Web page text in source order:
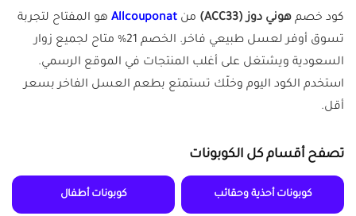
كود خصم هوني دوز (ACC33) من Allcouponat هو المفتاح لتجربة
تسوق أوفر لعسل طبيعي فاخر. الخصم 21% متاح لجميع زوار
السعودية ويشتغل على أغلب المنتجات في الموقع الرسمي.
استخدم الكود اليوم وخلّك تستمتع بطعم العسل الفاخر بسعر
أقل.
تصفح أقسام كل الكوبونات
كوبونات أحذية وحقائب كوبونات أطفال